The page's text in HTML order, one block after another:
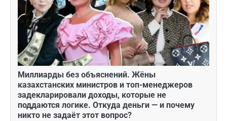
Миллиарды без объяснений. Жёны
казахстанских министров и топ-менеджеров
задекларировали доходы, которые не
поддаются логике. Откуда деньги — и почему
никто не задаёт этот вопрос?